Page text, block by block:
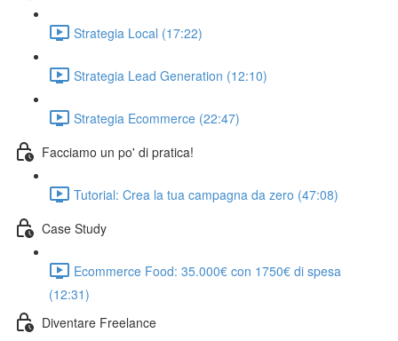
Strategia Local (17:22)
Strategia Lead Generation (12:10)
Strategia Ecommerce (22:47)
Facciamo un po' di pratica!
Tutorial: Crea la tua campagna da zero (47:08)
Case Study
Ecommerce Food: 35.000€ con 1750€ di spesa
(12:31)
Diventare Freelance